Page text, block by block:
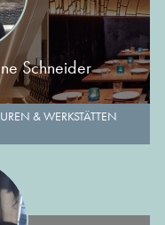
Schneider
& WERKSTÄTTEN